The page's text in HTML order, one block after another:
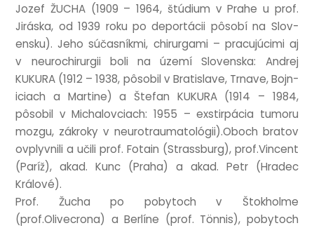
Jozef ŽUCHA (1909 – 1964, štú­di­um v Prahe u prof.
Jiráska, od 1939 roku po deportá­cii pôsobí na Slov­
ensku). Jeho súčas­níkmi, chirur­gami – prac­ujúcimi aj
v neurochirur­gii boli na území Slov­enska: Andrej
KUKURA (1912 – 1938, pôsobil v Brat­is­lave, Trnave, Bojn­
iciach a Mar­tine) a Šte­fan KUKURA (1914 – 1984,
pôsobil v Michalovciach: 1955 – exstirpá­cia tumoru
mozgu, zák­roky v neurotraumatológii).Oboch bratov
ovplyvnili a učili prof. Fotain (Strass­burg), prof.Vincent
(Paríž), akad. Kunc (Praha) a akad. Petr (Hradec
Králové).
Prof. Žucha po pobytoch v Štok­holme
(prof.Olivecrona) a Ber­líne (prof. Tön­nis), pobytoch